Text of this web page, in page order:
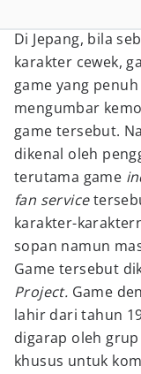
Di Jepang, bila
karakter cewek,
game yang
mengumbar
game tersebut.
dikenal oleh
terutama game
fan service
karakter-
sopan namun
Game tersebut
Project. Game
lahir dari tahun
digarap oleh
khusus untuk